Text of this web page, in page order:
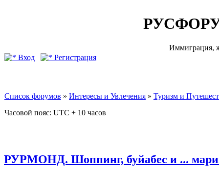
Иммиграция,
Вход
Регистрация
Список форумов » Интересы и Увлечения » Туризм и
Часовой пояс: UTC + 10 часов
РУРМОНД. Шоппинг, буйабес и ...